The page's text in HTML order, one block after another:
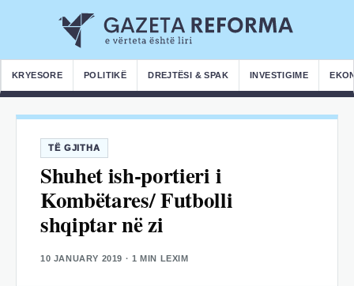
KRYESORE POLITIKË DREJTËSI & SPAK INVESTIGIME
TË GJITHA
Shuhet ish-portieri i
Kombëtares/ Futbolli
shqiptar në zi
10 JANUARY 2019 · 1 MIN LEXIM